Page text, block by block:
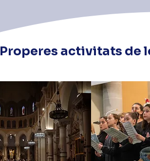
Properes activitats de